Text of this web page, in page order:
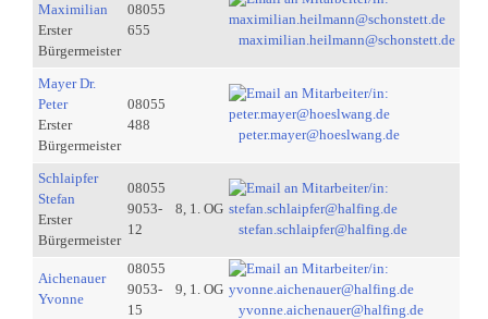
Maximilian
Erster
Bürgermeister
08055
655
maximilian.heilmann@schonstett.de
Mayer Dr.
Peter
Erster
Bürgermeister
08055
488
peter.mayer@hoeslwang.de
Schlaipfer
Stefan
Erster
Bürgermeister
08055
9053-
12
8, 1. OG
stefan.schlaipfer@halfing.de
Aichenauer
Yvonne
08055
9053-
15
9, 1. OG
yvonne.aichenauer@halfing.de